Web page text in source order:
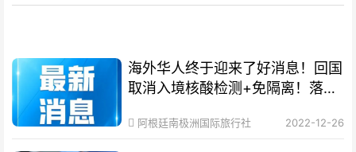
海外华人终于迎来了好消息！回国
取消入境核酸检测+免隔离！落地
阿根廷南极洲国际旅行社 2022-12-26